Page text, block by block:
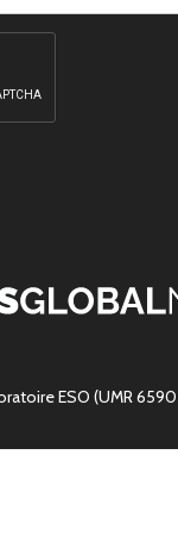
ESO (UMR